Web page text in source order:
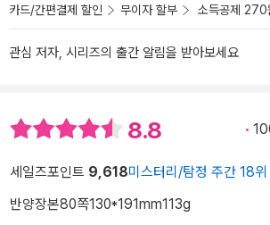
카드/간편결제 할인 무이자 할부 소득공제 270
관심 저자, 시리즈의 출간 알림을 받아보세요
8.8
세일즈포인트 9,618미스터리/탐정 주간 18위
반양장본80쪽130*191mm113g